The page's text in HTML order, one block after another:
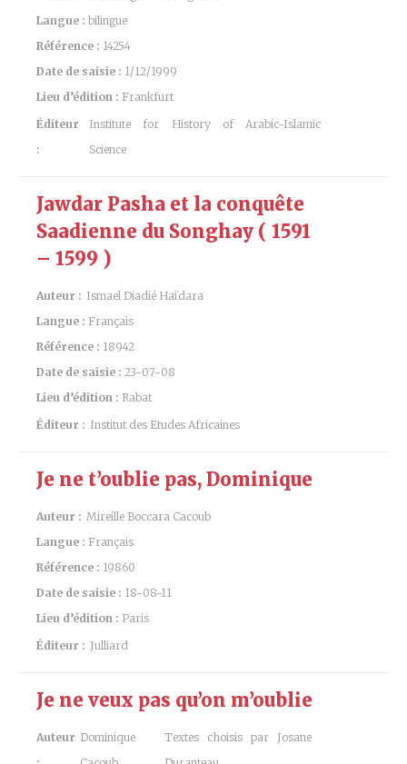
Langue : bilingue
Référence : 14254
Date de saisie : 1/12/1999
Lieu d’édition : Frankfurt
Éditeur
:
Institute for History of Arabic-Islamic
Science
Jawdar Pasha et la conquête
Saadienne du Songhay ( 1591
– 1599 )
Auteur : Ismael Diadié Haïdara
Langue : Français
Référence : 18942
Date de saisie : 23-07-08
Lieu d’édition : Rabat
Éditeur : Institut des Etudes Africaines
Je ne t’oublie pas, Dominique
Auteur : Mireille Boccara Cacoub
Langue : Français
Référence : 19860
Date de saisie : 18-08-11
Lieu d’édition : Paris
Éditeur : Julliard
Je ne veux pas qu’on m’oublie
Auteur Dominique
Textes choisis par Josane